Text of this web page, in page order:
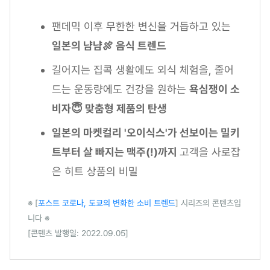
팬데믹 이후 무한한 변신을 거듭하고 있는
일본의 냠냠🍖 음식 트렌드
길어지는 집콕 생활에도 외식 체험을, 줄어
드는 운동량에도 건강을 원하는 욕심쟁이 소
비자😇 맞춤형 제품의 탄생
일본의 마켓컬리 '오이식스'가 선보이는 밀키
트부터 살 빠지는 맥주(!)까지 고객을 사로잡
은 히트 상품의 비밀
※ [포스트 코로나, 도쿄의 변화한 소비 트렌드] 시리즈의 콘텐츠입
니다 ※
[콘텐츠 발행일: 2022.09.05]